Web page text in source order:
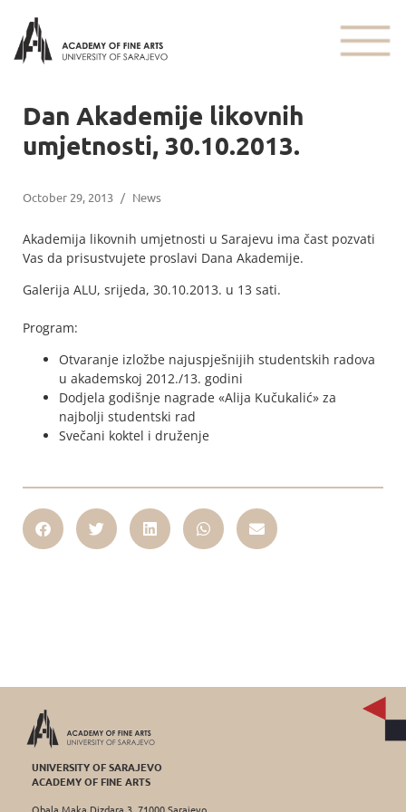
Dan Akademije likovnih
umjetnosti, 30.10.2013.
October 29, 2013 / News
Akademija likovnih umjetnosti u Sarajevu ima čast pozvati
Vas da prisustvujete proslavi Dana Akademije.
Galerija ALU, srijeda, 30.10.2013. u 13 sati.
Program:
Otvaranje izložbe najuspješnijih studentskih radova
u akademskoj 2012./13. godini
Dodjela godišnje nagrade «Alija Kučukalić» za
najbolji studentski rad
Svečani koktel i druženje
UNIVERSITY OF SARAJEVO
ACADEMY OF FINE ARTS
Obala Maka Dizdara 3, 71000 Sarajevo